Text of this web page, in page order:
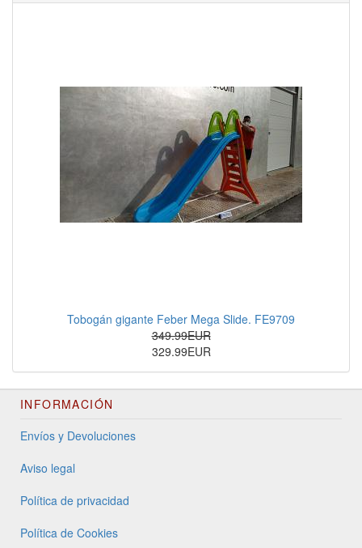
Tobogán gigante Feber Mega Slide. FE9709
349.99EUR
329.99EUR
INFORMACIÓN
Envíos y Devoluciones
Aviso legal
Política de privacidad
Política de Cookies